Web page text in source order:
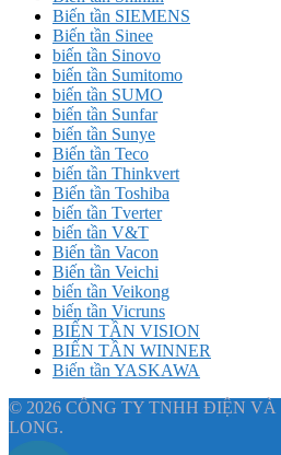
Biến tần SIEMENS
Biến tần Sinee
biến tần Sinovo
biến tần Sumitomo
biến tần SUMO
biến tần Sunfar
biến tần Sunye
Biến tần Teco
biến tần Thinkvert
Biến tần Toshiba
biến tần Tverter
biến tần V&T
Biến tần Vacon
Biến tần Veichi
biến tần Veikong
biến tần Vicruns
BIẾN TẦN VISION
BIẾN TẦN WINNER
Biến tần YASKAWA
© 2026 CÔNG TY TNHH ĐIỆN
LONG.